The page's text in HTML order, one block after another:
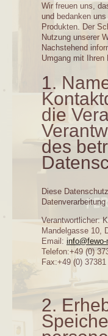
Wir freuen uns,
und bedanken
Produkten. Der
Nutzung unserer
Nachstehend
Umgang mit Ihren
1.
die
des
Diese
Datenverarbeitung
Verantwortlicher:
Mandelgasse 10,
Email:
Telefon:+49 (0)
Fax:+49 (0)
2.